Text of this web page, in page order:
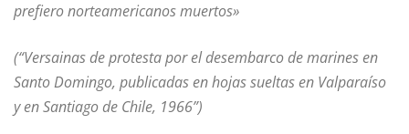
prefiero norteamericanos muertos»
(“Versainas de protesta por el desembarco de marines en
Santo Domingo, publicadas en hojas sueltas en Valparaíso
y en Santiago de Chile, 1966”)